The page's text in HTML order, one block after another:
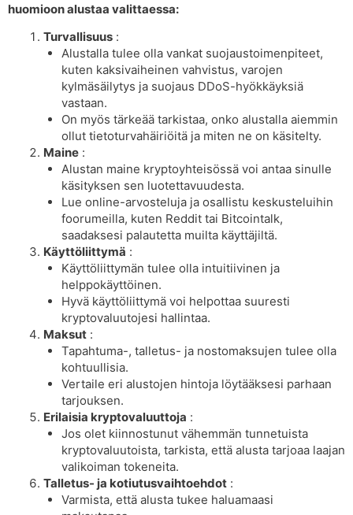
huomioon alustaa valittaessa:
Turvallisuus :
Alustalla tulee olla vankat suojaustoimenpiteet,
kuten kaksivaiheinen vahvistus, varojen
kylmäsäilytys ja suojaus DDoS-hyökkäyksiä
vastaan.
On myös tärkeää tarkistaa, onko alustalla aiemmin
ollut tietoturvahäiriöitä ja miten ne on käsitelty.
Maine :
Alustan maine kryptoyhteisössä voi antaa sinulle
käsityksen sen luotettavuudesta.
Lue online-arvosteluja ja osallistu keskusteluihin
foorumeilla, kuten Reddit tai Bitcointalk,
saadaksesi palautetta muilta käyttäjiltä.
Käyttöliittymä :
Käyttöliittymän tulee olla intuitiivinen ja
helppokäyttöinen.
Hyvä käyttöliittymä voi helpottaa suuresti
kryptovaluutojesi hallintaa.
Maksut :
Tapahtuma-, talletus- ja nostomaksujen tulee olla
kohtuullisia.
Vertaile eri alustojen hintoja löytääksesi parhaan
tarjouksen.
Erilaisia ​​kryptovaluuttoja :
Jos olet kiinnostunut vähemmän tunnetuista
kryptovaluutoista, tarkista, että alusta tarjoaa laajan
valikoiman tokeneita.
Talletus- ja kotiutusvaihtoehdot :
Varmista, että alusta tukee haluamaasi